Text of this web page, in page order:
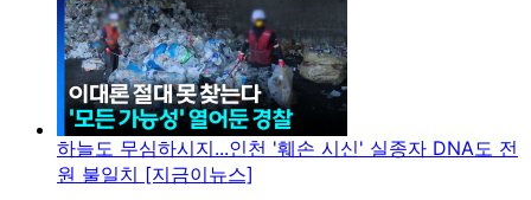
하늘도 무심하시지...인천 '훼손 시신' 실종자 DNA도 전
원 불일치 [지금이뉴스]